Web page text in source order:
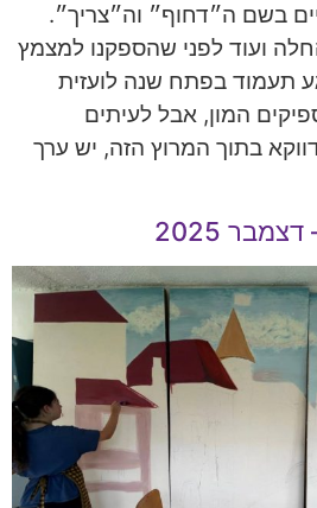
בשם ה״דחוף״ וה״צריך״.
ועוד לפני שהספקנו למצמץ
תעמוד בפתח שנה לועזית
המון, אבל לעיתים
בתוך המרוץ הזה, יש ערך
2025